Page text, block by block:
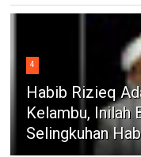
4
Habib Rizieq
Kelambu, Inilah
Selingkuhan